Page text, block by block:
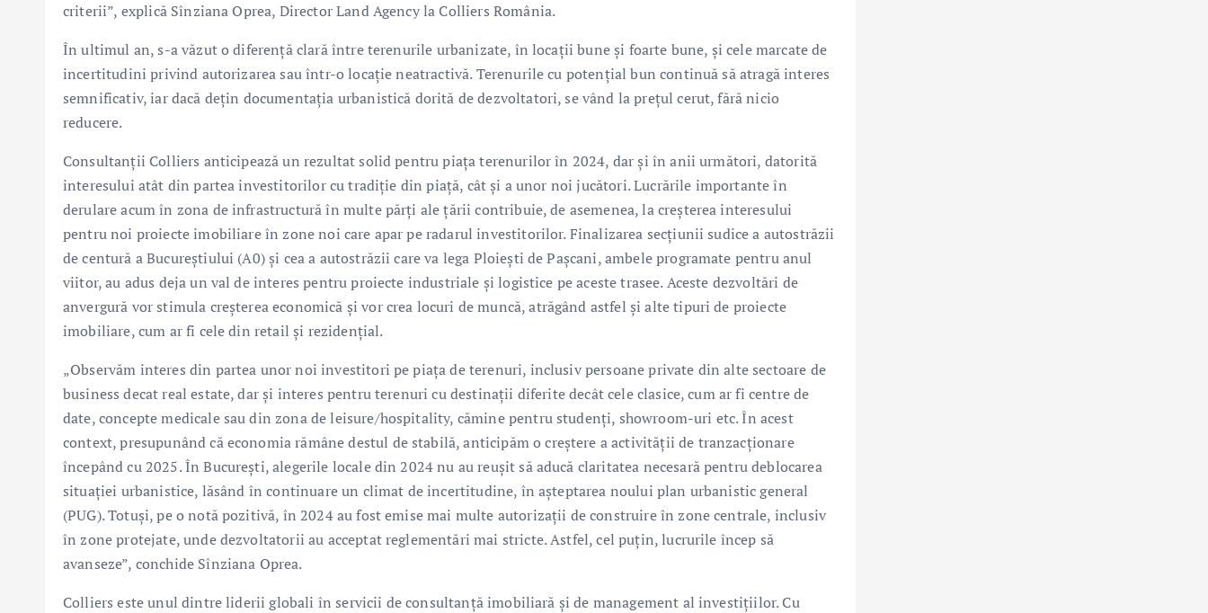
criterii”, explică Sînziana Oprea, Director Land Agency la Colliers România.
În ultimul an, s-a văzut o diferență clară între terenurile urbanizate, în locații bune și foarte bune, și cele marcate de
incertitudini privind autorizarea sau într-o locație neatractivă. Terenurile cu potențial bun continuă să atragă interes
semnificativ, iar dacă dețin documentația urbanistică dorită de dezvoltatori, se vând la prețul cerut, fără nicio
reducere.
Consultanții Colliers anticipează un rezultat solid pentru piața terenurilor în 2024, dar și în anii următori, datorită
interesului atât din partea investitorilor cu tradiție din piață, cât și a unor noi jucători. Lucrările importante în
derulare acum în zona de infrastructură în multe părți ale țării contribuie, de asemenea, la creșterea interesului
pentru noi proiecte imobiliare în zone noi care apar pe radarul investitorilor. Finalizarea secțiunii sudice a autostrăzii
de centură a Bucureștiului (A0) și cea a autostrăzii care va lega Ploiești de Pașcani, ambele programate pentru anul
viitor, au adus deja un val de interes pentru proiecte industriale și logistice pe aceste trasee. Aceste dezvoltări de
anvergură vor stimula creșterea economică și vor crea locuri de muncă, atrăgând astfel și alte tipuri de proiecte
imobiliare, cum ar fi cele din retail și rezidențial.
„Observăm interes din partea unor noi investitori pe piața de terenuri, inclusiv persoane private din alte sectoare de
business decat real estate, dar și interes pentru terenuri cu destinații diferite decât cele clasice, cum ar fi centre de
date, concepte medicale sau din zona de leisure/hospitality, cămine pentru studenți, showroom-uri etc. În acest
context, presupunând că economia rămâne destul de stabilă, anticipăm o creștere a activității de tranzacționare
începând cu 2025. În București, alegerile locale din 2024 nu au reușit să aducă claritatea necesară pentru deblocarea
situației urbanistice, lăsând în continuare un climat de incertitudine, în așteptarea noului plan urbanistic general
(PUG). Totuși, pe o notă pozitivă, în 2024 au fost emise mai multe autorizații de construire în zone centrale, inclusiv
în zone protejate, unde dezvoltatorii au acceptat reglementări mai stricte. Astfel, cel puțin, lucrurile încep să
avanseze”, conchide Sînziana Oprea.
Colliers este unul dintre liderii globali în servicii de consultanță imobiliară și de management al investițiilor. Cu